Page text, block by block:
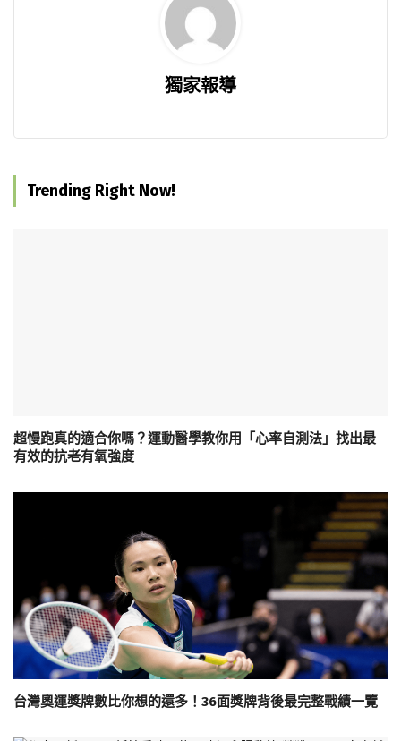
獨家報導
Trending Right Now!
超慢跑真的適合你嗎？運動醫學教你用「心率自測法」找出最
有效的抗老有氧強度
台灣奧運獎牌數比你想的還多！36面獎牌背後最完整戰績一覽